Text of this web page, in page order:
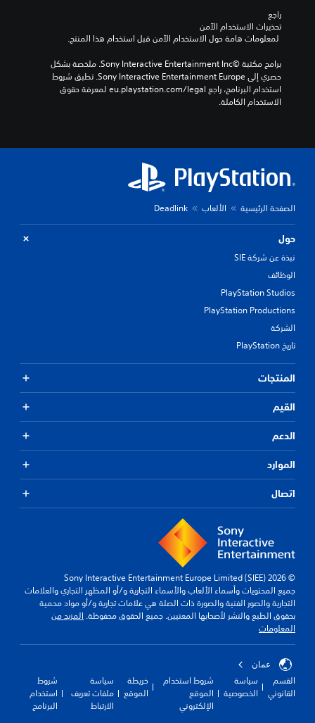
راجع
تحذيرات الاستخدام الآمن
الاستخدام الكاملة.
الصفحة الرئيسية الألعاب Deadlink
حول
نبذة عن شركة SIE
الوظائف
PlayStation Studios
PlayStation Productions
الشركة
تاريخ PlayStation
المنتجات
القيم
الدعم
الموارد
اتصال
© 2026 Sony Interactive Entertainment Europe Limited (SIEE)
جميع المحتويات وأسماء الألعاب والأسماء التجارية و/أو المظهر التجاري والعلامات
التجارية والصور الفنية والصورة ذات الصلة هي علامات تجارية و/أو مواد محمية
بحقوق الطبع والنشر لأصحابها المعنيين. جميع الحقوق محفوظة. المزيد من
المعلومات
عمان
القسم
القانوني
سياسة
الخصوصية
شروط استخدام
الموقع
الإلكتروني
خريطة
الموقع
سياسة
ملفات تعريف
الارتباط
شروط
استخدام
البرنامج